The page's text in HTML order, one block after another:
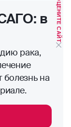
в
рака,
болезнь на
ОЦЕНИТЕ САЙТ